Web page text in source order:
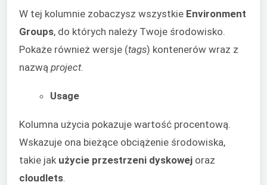
W tej kolumnie zobaczysz wszystkie Environment
Groups, do których należy Twoje środowisko.
Pokaże również wersje (tags) kontenerów wraz z
nazwą project.
Usage
Kolumna użycia pokazuje wartość procentową.
Wskazuje ona bieżące obciążenie środowiska,
takie jak użycie przestrzeni dyskowej oraz
cloudlets.